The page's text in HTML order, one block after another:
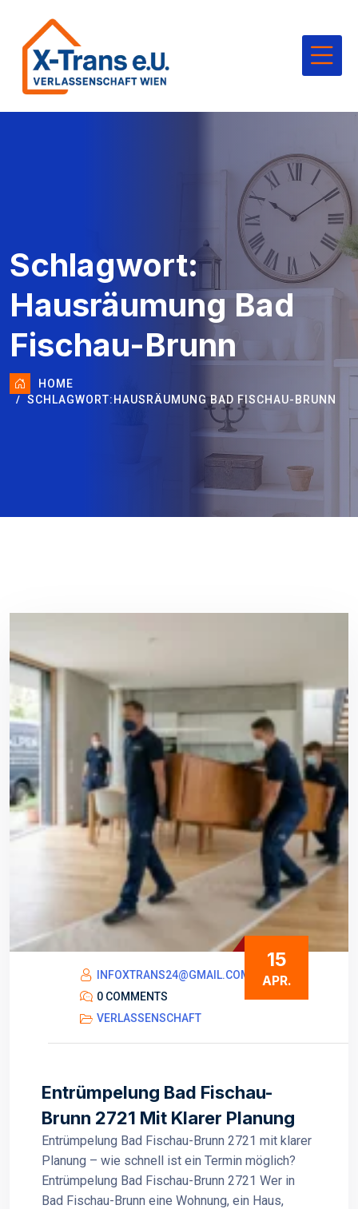
Schlagwort:
Hausräumung Bad
Fischau-Brunn
HOME
SCHLAGWORT: HAUSRÄUMUNG BAD FISCHAU-BRUNN
15
APR.
INFOXTRANS24@GMAIL.COM
0 COMMENTS
VERLASSENSCHAFT
Entrümpelung Bad Fischau-
Brunn 2721 Mit Klarer Planung
Entrümpelung Bad Fischau-Brunn 2721 mit klarer
Planung – wie schnell ist ein Termin möglich?
Entrümpelung Bad Fischau-Brunn 2721 Wer in
Bad Fischau-Brunn eine Wohnung, ein Haus,